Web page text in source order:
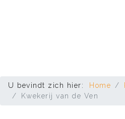
U bevindt zich hier: Home
Kwekerij van de Ven